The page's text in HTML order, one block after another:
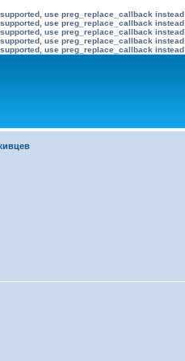
use preg_replace_callback instead
use preg_replace_callback instead
use preg_replace_callback instead
use preg_replace_callback instead
use preg_replace_callback instead